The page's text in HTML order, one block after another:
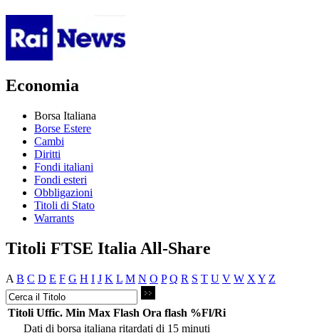
Economia
Borsa Italiana
Borse Estere
Cambi
Diritti
Fondi italiani
Fondi esteri
Obbligazioni
Titoli di Stato
Warrants
Titoli FTSE Italia All-Share
A B C D E F G H I J K L M N O P Q R S T U V W X Y Z
Titoli Uffic. Min Max Flash Ora flash %Fl/Ri
Dati di borsa italiana ritardati di 15 minuti